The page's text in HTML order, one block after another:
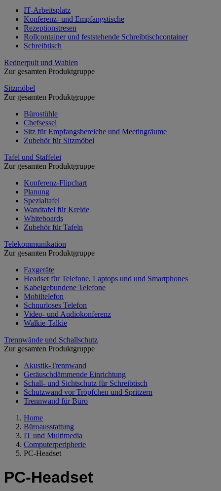
IT-Arbeitsplatz
Konferenz- und Empfangstische
Rezeptionstresen
Rollcontainer und feststehende Schreibtischcontainer
Schreibtisch
Rednerpult und Wahlen
Zur gesamten Produktgruppe
Sitzmöbel
Zur gesamten Produktgruppe
Bürostühle
Chefsessel
Sitz für Empfangsbereiche und Meetingräume
Zubehör für Sitzmöbel
Tafel und Staffelei
Zur gesamten Produktgruppe
Konferenz-Flipchart
Planung
Spezialtafel
Wandtafel für Kreide
Whiteboards
Zubehör für Tafeln
Telekommunikation
Zur gesamten Produktgruppe
Faxgeräte
Headset für Telefone, Laptops und und Smartphones
Kabelgebundene Telefone
Mobiltelefon
Schnurloses Telefon
Video- und Audiokonferenz
Walkie-Talkie
Trennwände und Schallschutz
Zur gesamten Produktgruppe
Akustik-Trennwand
Geräuschdämmende Einrichtung
Schall- und Sichtschutz für Schreibtisch
Schutzwand vor Tröpfchen und Spritzern
Trennwand für Büro
Home
Büroausstattung
IT und Multimedia
Computerperipherie
PC-Headset
PC-Headset